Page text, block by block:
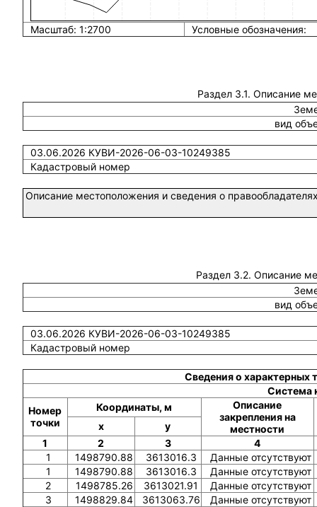
Масштаб: 1:2700 Условные обозначения:
Раздел 3.1. Описание
вид
03.06.2026 КУВИ-2026-06-03-10249385
Кадастровый номер
Описание местоположения и сведения о
Раздел 3.2. Описание
вид
03.06.2026 КУВИ-2026-06-03-10249385
Кадастровый номер
Сведения о характерных
Система
Номер
точки
Координаты, м
Описание
закрепления на
местности
x
y
1
2 3
4
1
1498790.88 3613016.3
Данные отсутствуют
1
1498790.88 3613016.3
Данные отсутствуют
2
1498785.26 3613021.91
Данные отсутствуют
3
1498829.84 3613063.76
Данные отсутствуют